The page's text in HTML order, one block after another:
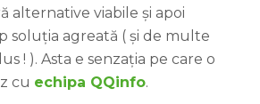
alternative viabile și apoi
soluția agreată ( și de multe
! ). Asta e senzația pe care o
cu echipa QQinfo.